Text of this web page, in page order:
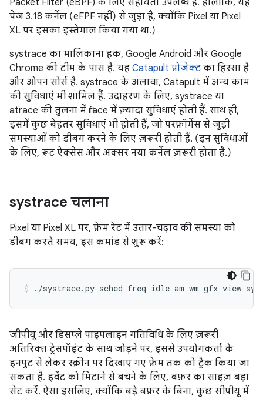
Packet Filter (eBPF) के लिए सहायता उपलब्ध है. हालांकि, यह
पेज 3.18 कर्नेल (eFPF नहीं) से जुड़ा है, क्योंकि Pixel या Pixel
XL पर इसका इस्तेमाल किया गया था.)
systrace का मालिकाना हक, Google Android और Google
Chrome की टीम के पास है. यह Catapult प्रोजेक्ट का हिस्सा है
और ओपन सोर्स है. systrace के अलावा, Catapult में अन्य काम
की सुविधाएं भी शामिल हैं. उदाहरण के लिए, systrace या
atrace की तुलना में ftrace में ज़्यादा सुविधाएं होती हैं. साथ ही,
इसमें कुछ बेहतर सुविधाएं भी होती हैं, जो परफ़ॉर्मेंस से जुड़ी
समस्याओं को डीबग करने के लिए ज़रूरी होती हैं. (इन सुविधाओं
के लिए, रूट ऐक्सेस और अक्सर नया कर्नेल ज़रूरी होता है.)
systrace चलाना
Pixel या Pixel XL पर, फ़्रेम रेट में उतार-चढ़ाव की समस्या को
डीबग करते समय, इस कमांड से शुरू करें:
जीपीयू और डिसप्ले पाइपलाइन गतिविधि के लिए ज़रूरी
अतिरिक्त ट्रेसपॉइंट के साथ जोड़ने पर, इससे उपयोगकर्ता के
इनपुट से लेकर स्क्रीन पर दिखाए गए फ़्रेम तक को ट्रैक किया जा
सकता है. इवेंट को मिटाने से बचने के लिए, बफ़र का साइज़ बड़ा
सेट करें. ऐसा इसलिए, क्योंकि बड़े बफ़र के बिना, कुछ सीपीयू में